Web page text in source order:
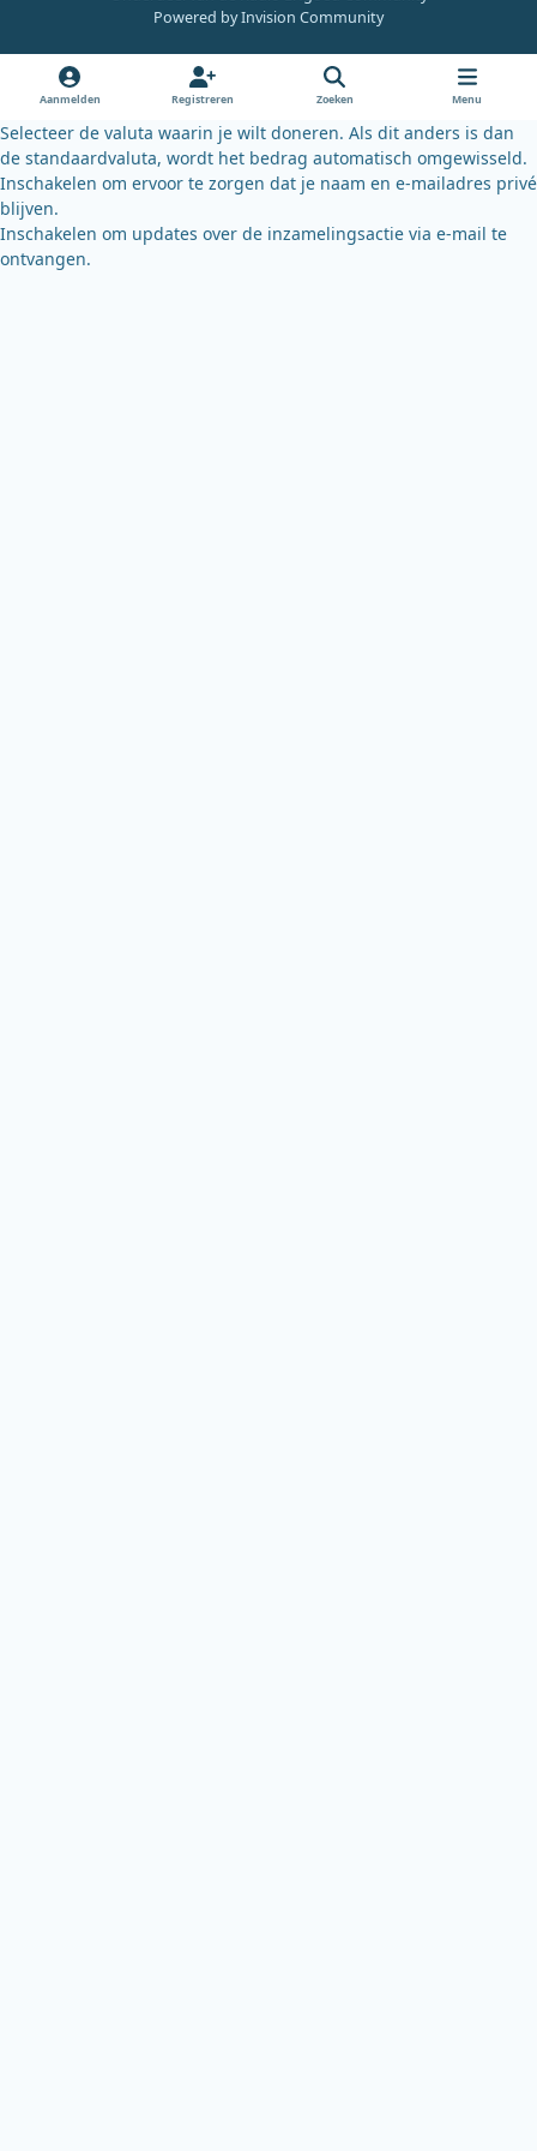
e
k
k
y
Powered byInvision Community
Aanmelden Registreren Zoeken Menu
Selecteer de valuta waarin je wilt doneren. Als dit anders is dan
de standaardvaluta, wordt het bedrag automatisch omgewisseld.
Inschakelen om ervoor te zorgen dat je naam en e-mailadres privé
blijven.
Inschakelen om updates over de inzamelingsactie via e-mail te
ontvangen.